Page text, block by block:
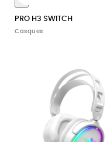
PRO H3 SWITCH
Casques